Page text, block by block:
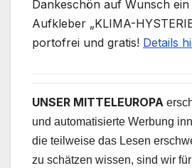
Dankeschön auf Wunsch
Aufkleber „KLIMA-
portofrei und gratis! Details
UNSER MITTELEUROPA
und automatisierte Werbung
die teilweise das Lesen
zu schätzen wissen, sind wir